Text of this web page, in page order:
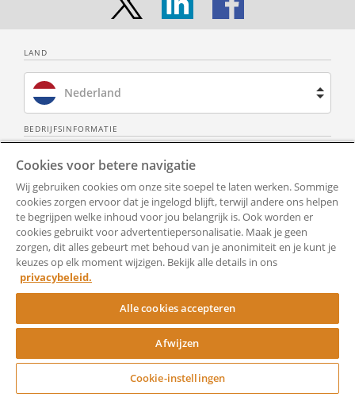
LAND
Nederland
Brazilië
Spanje
Frankrijk
Verenigd Koninkrijk
Verenigde Staten
BEDRIJFSINFORMATIE
Over ons
Privacy Policy
Gebruiksvoorwaarden
Hulp
Neem contact op
Alle documenten
Toegankelijkheid
Cookie-instellingen
Copyright ©Rocket Lawyer
Cookies voor betere navigatie
Wij gebruiken cookies om onze site soepel te laten werken. Sommige
cookies zorgen ervoor dat je ingelogd blijft, terwijl andere ons helpen
te begrijpen welke inhoud voor jou belangrijk is. Ook worden er
cookies gebruikt voor advertentiepersonalisatie. Maak je geen
zorgen, dit alles gebeurt met behoud van je anonimiteit en je kunt je
keuzes op elk moment wijzigen. Bekijk alle details in ons
privacybeleid.
Alle cookies accepteren
Afwijzen
Cookie-instellingen